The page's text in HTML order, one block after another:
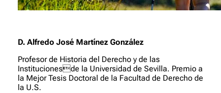
D. Alfredo José Martínez González
Profesor de Historia del Derecho y de las
Institucionesde la Universidad de Sevilla. Premio a
la Mejor Tesis Doctoral de la Facultad de Derecho de
la U.S.